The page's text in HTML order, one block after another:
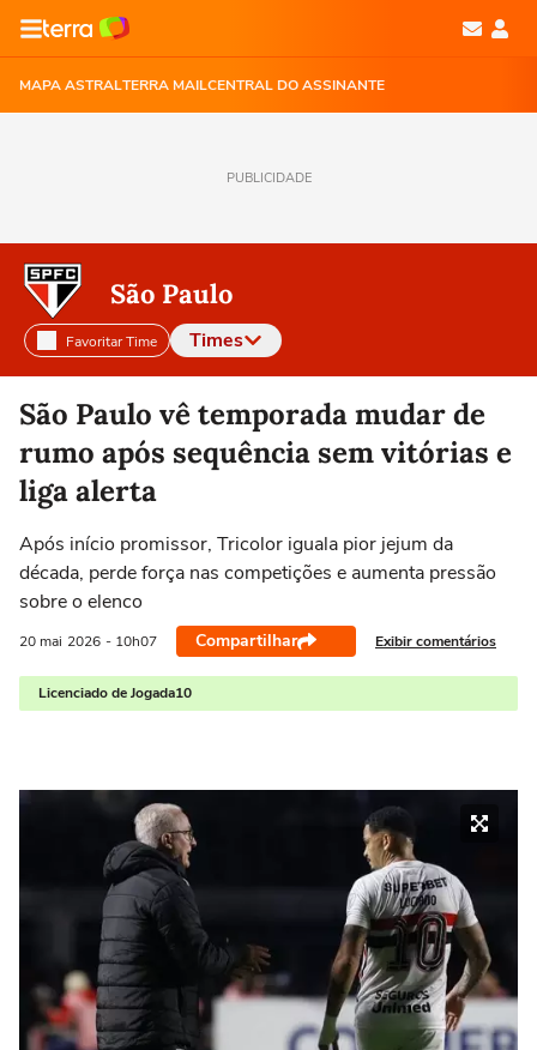
MAPA ASTRALTERRA MAILCENTRAL DO ASSINANTE
PUBLICIDADE
São Paulo
Favoritar Time Times
Selecione o time para ver as notícias
São Paulo vê temporada mudar de
rumo após sequência sem vitórias e
liga alerta
Após início promissor, Tricolor iguala pior jejum da
década, perde força nas competições e aumenta pressão
sobre o elenco
20 mai 2026 - 10h07 Compartilhar Exibir comentários
Licenciado de Jogada10